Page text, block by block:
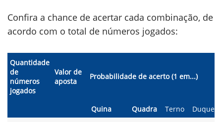
Confira a chance de acertar cada combinação, de
acordo com o total de números jogados:
Quantidade
de
números
jogados
Valor de
aposta
Probabilidade de acerto (1 em...)
Quina Quadra Terno Duque